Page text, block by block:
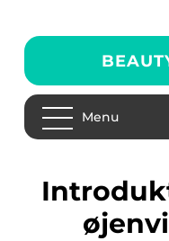
Menu
Introduktion til bedste